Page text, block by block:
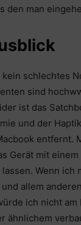
den man
schlechtes
sind
ist das
und der
entfernt.
Gerät mit
Wenn ich
allem
ich nicht am
ähnlichem